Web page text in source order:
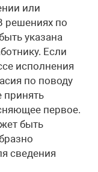
или
решениях по
указана
Если
исполнения
по поводу
принять
первое.
быть
сведения